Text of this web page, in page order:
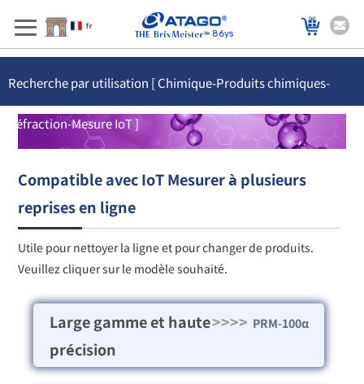
86ys
Recherche par utilisation [ Chimique-Produits chimiques-
Réfraction-Mesure IoT ]
Compatible avec IoT Mesurer à plusieurs
reprises en ligne
Utile pour nettoyer la ligne et pour changer de produits.
Veuillez cliquer sur le modèle souhaité.
Large gamme et haute
précision
>>>> PRM-100α